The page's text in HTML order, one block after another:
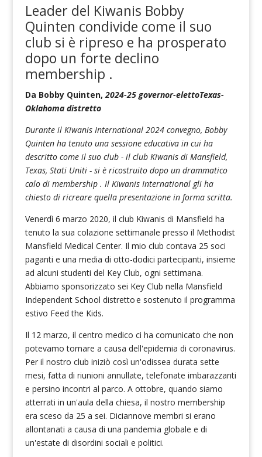
Leader del Kiwanis Bobby
Quinten condivide come il suo
club si è ripreso e ha prosperato
dopo un forte declino
membership .
Da Bobby Quinten,2024-25governor-elettoTexas-
Oklahoma distretto
Durante il Kiwanis International 2024 convegno, Bobby
Quinten ha tenuto una sessione educativa in cui ha
descritto come il suo club - il club Kiwanis di Mansfield,
Texas, Stati Uniti - si è ricostruito dopo un drammatico
calo di membership . Il Kiwanis International gli ha
chiesto di ricreare quella presentazione in forma scritta.
Venerdì 6 marzo 2020, il club Kiwanis di Mansfield ha
tenuto la sua colazione settimanale presso il Methodist
Mansfield Medical Center. Il mio club contava 25 soci
paganti e una media di otto-dodici partecipanti, insieme
ad alcuni studenti del Key Club, ogni settimana.
Abbiamo sponsorizzato sei Key Club nella Mansfield
Independent School distretto e sostenuto il programma
estivo Feed the Kids.
Il 12 marzo, il centro medico ci ha comunicato che non
potevamo tornare a causa dell'epidemia di coronavirus.
Per il nostro club iniziò così un'odissea durata sette
mesi, fatta di riunioni annullate, telefonate imbarazzanti
e persino incontri al parco. A ottobre, quando siamo
atterrati in un'aula della chiesa, il nostro membership
era sceso da 25 a sei. Diciannove membri si erano
allontanati a causa di una pandemia globale e di
un'estate di disordini sociali e politici.